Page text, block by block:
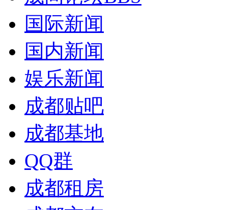
国际新闻
国内新闻
娱乐新闻
成都贴吧
成都基地
QQ群
成都租房